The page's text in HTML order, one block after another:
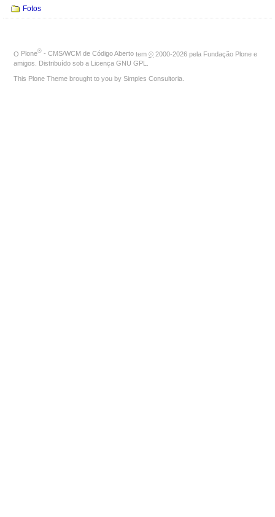
Fotos
O Plone® - CMS/WCM de Código Aberto tem © 2000-2026 pela Fundação Plone e
amigos. Distribuído sob a
Licença GNU GPL
This Plone Theme brought to you by Simples Consultoria